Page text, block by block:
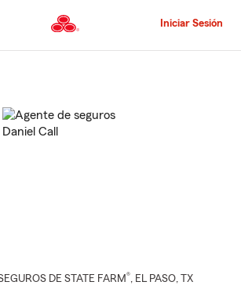
al
principal
Iniciar Sesión
DE STATE FARM®, EL PASO, TX